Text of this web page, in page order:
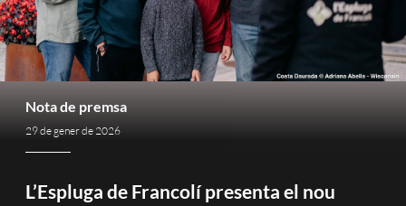
Nota de premsa
29 de gener de 2026
L’Espluga de Francolí presenta el nou